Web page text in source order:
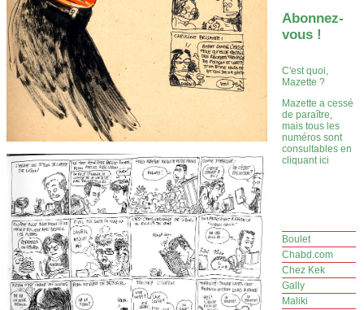
Abonnez-
vous !
C'est quoi,
Mazette ?
Mazette a cessé
de paraître,
mais tous les
numéros sont
consultables en
cliquant ici
Boulet
Chabd.com
Chez Kek
Gally
Maliki